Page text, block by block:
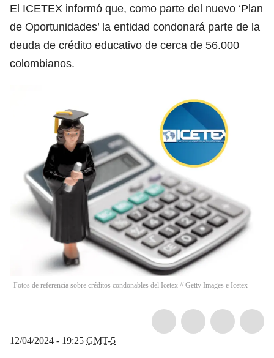
El ICETEX informó que, como parte del nuevo ‘Plan
de Oportunidades’ la entidad condonará parte de la
deuda de crédito educativo de cerca de 56.000
colombianos.
Fotos de referencia sobre créditos condonables del Icetex // Getty Images e Icetex
12/04/2024 - 19:25 GMT-5